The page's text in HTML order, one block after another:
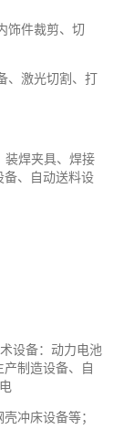
饰件裁剪、切
、激光切割、打
装焊夹具、焊接
备、自动送料设
设备：动力电池
制造设备、自
冲床设备等；